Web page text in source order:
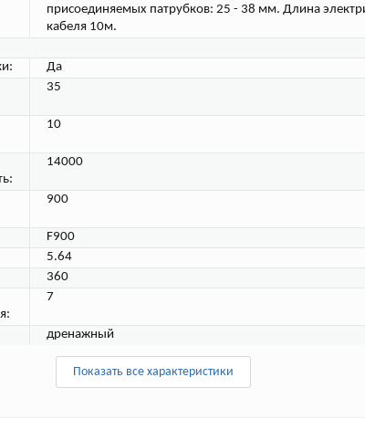
присоединяемых патрубков: 25 - 38 мм. Длина
кабеля 10м.
Да
35
10
14000
900
F900
5.64
360
7
дренажный
Показать все характеристики